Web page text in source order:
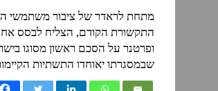
מתחת לראדר של ציבור משתמשי
שבמסגרתו יאוחדו התשתיות